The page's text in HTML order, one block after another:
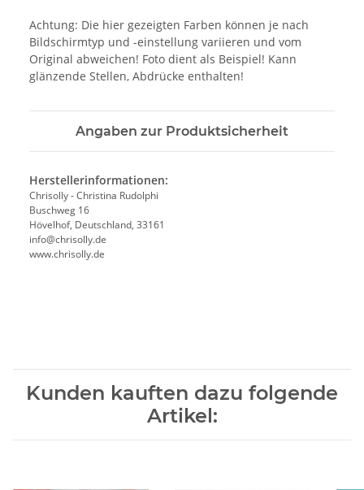
Achtung: Die hier gezeigten Farben können je nach
Bildschirmtyp und -einstellung variieren und vom
Original abweichen! Foto dient als Beispiel! Kann
glänzende Stellen, Abdrücke enthalten!
Angaben zur Produktsicherheit
Herstellerinformationen:
Chrisolly - Christina Rudolphi
Buschweg 16
Hövelhof, Deutschland, 33161
info@chrisolly.de
www.chrisolly.de
Kunden kauften dazu folgende
Artikel: